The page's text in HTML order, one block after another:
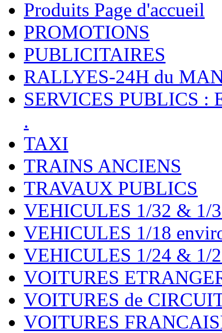
Produits Page d'accueil
PROMOTIONS
PUBLICITAIRES
RALLYES-24H du
SERVICES PUBLICS :
.
TAXI
TRAINS ANCIENS
TRAVAUX PUBLICS
VEHICULES 1/32 & 1/
VEHICULES 1/18
VEHICULES 1/24 & 1/
VOITURES
VOITURES de
VOITURES